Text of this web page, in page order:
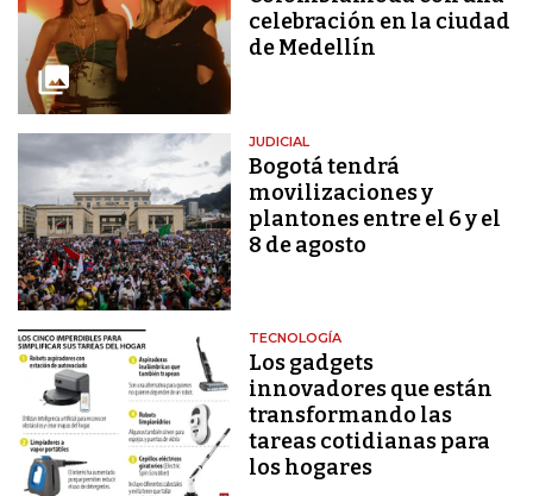
celebración en la ciudad
de Medellín
JUDICIAL
Bogotá tendrá
movilizaciones y
plantones entre el 6 y el
8 de agosto
TECNOLOGÍA
Los gadgets
innovadores que están
transformando las
tareas cotidianas para
los hogares